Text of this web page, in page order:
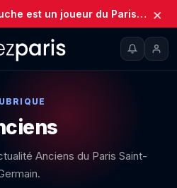
Maghnes Akliouche est un joueur du Paris Saint-Germain (Officiel) ×
Anciens du Paris Saint-